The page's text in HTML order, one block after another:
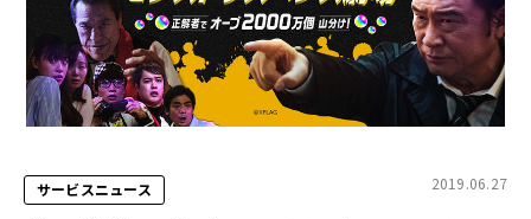
サービスニュース 2019.06.27